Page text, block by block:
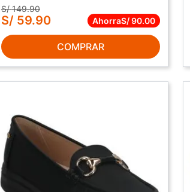
S/ 149.90
S/ 59.90 AhorraS/90.00
COMPRAR